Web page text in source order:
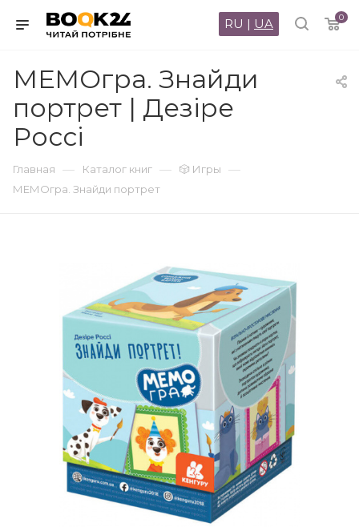
0
RU | UA
МЕМОгра. Знайди
портрет | Дезіре
Россі
Главная — Каталог книг — 🎲 Игры —
МЕМОгра. Знайди портрет